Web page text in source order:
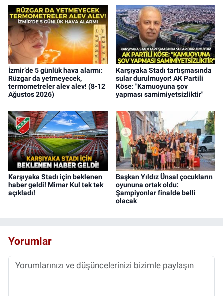
İzmir’de 5 günlük hava alarmı:
Rüzgar da yetmeyecek,
termometreler alev alev! (8-12
Ağustos 2026)
Karşıyaka Stadı tartışmasında
sular durulmuyor! AK Partili
Köse: "Kamuoyuna şov
yapması samimiyetsizliktir"
Karşıyaka Stadı için beklenen
haber geldi! Mimar Kul tek tek
açıkladı!
Başkan Yıldız Ünsal çocukların
oyununa ortak oldu:
Şampiyonlar finalde belli
olacak
Yorumlar